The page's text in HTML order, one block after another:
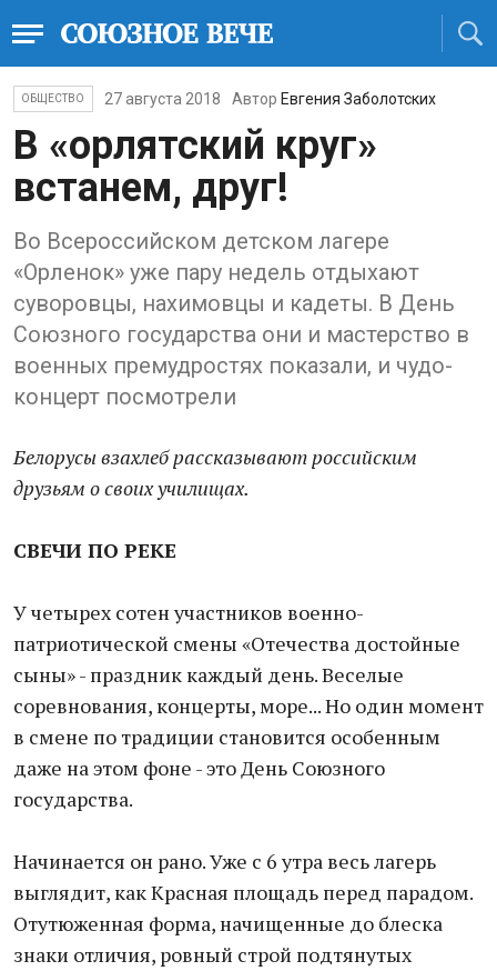
ОБЩЕСТВО 27 августа 2018 Автор Евгения Заболотских
В «орлятский круг»
встанем, друг!
Во Всероссийском детском лагере
«Орленок» уже пару недель отдыхают
суворовцы, нахимовцы и кадеты. В День
Союзного государства они и мастерство в
военных премудростях показали, и чудо-
концерт посмотрели
Белорусы взахлеб рассказывают российским
друзьям о своих училищах.
СВЕЧИ ПО РЕКЕ
У четырех сотен участников военно-
патриотической смены «Отечества достойные
сыны» - праздник каждый день. Веселые
соревнования, концерты, море... Но один момент
в смене по традиции становится особенным
даже на этом фоне - это День Союзного
государства.
Начинается он рано. Уже с 6 утра весь лагерь
выглядит, как Красная площадь перед парадом.
Отутюженная форма, начищенные до блеска
знаки отличия, ровный строй подтянутых